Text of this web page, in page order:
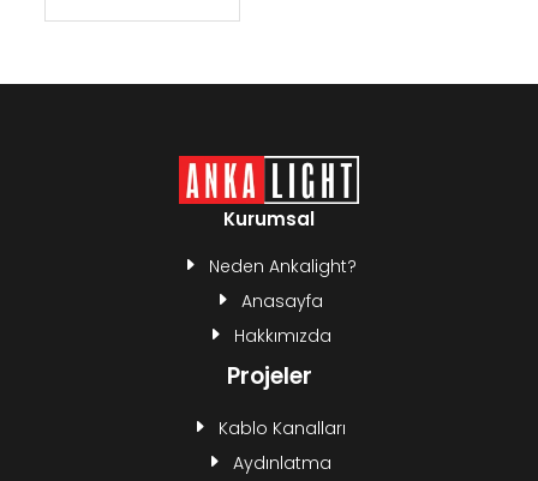
Kurumsal
Neden Ankalight?
Anasayfa
Hakkımızda
Projeler
Kablo Kanalları
Aydınlatma